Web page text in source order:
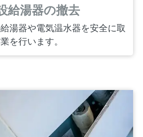
給湯器の撤去
湯器や電気温水器を安全に取
を行います。